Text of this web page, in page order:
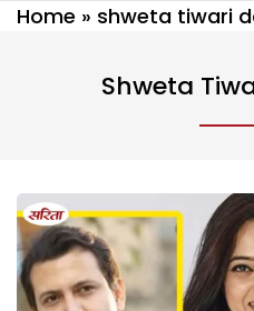
Home » shweta tiwari
Shweta